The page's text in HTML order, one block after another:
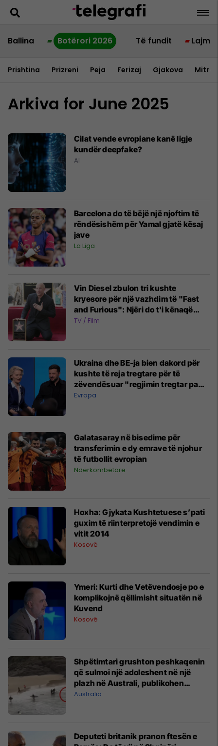
Ballina Botërori 2026 Të fundit Lajme
Prishtina Prizreni Peja Ferizaj Gjakova
Arkiva for June 2025
Cilat vende evropiane kanë ligje
kundër deepfake?
AI
Barcelona do të bëjë një njoftim të
rëndësishëm për Yamal gjatë kësaj
jave
La Liga
Vin Diesel zbulon tri kushte
kryesore për një vazhdim të "Fast
and Furious": Njëri do t'i kënaqë
veçanërisht fansat
TV / Film
Ukraina dhe BE-ja bien dakord për
kushte të reja tregtare për të
zëvendësuar "regjimin tregtar pa
viza"
Evropa
Galatasaray në bisedime për
transferimin e dy emrave të njohur
të futbollit evropian
Ndërkombëtare
Hoxha: Gjykata Kushtetuese s’pati
guxim të riinterpretojë vendimin e
vitit 2014
Kosovë
Ymeri: Kurti dhe Vetëvendosje po e
komplikojnë qëllimisht situatën në
Kuvend
Kosovë
Shpëtimtari grushton peshkaqenin
që sulmoi një adoleshent në një
plazh në Australi, publikohen
pamjet e këtij momenti
Australia
Deputeti britanik pranon ftesën e